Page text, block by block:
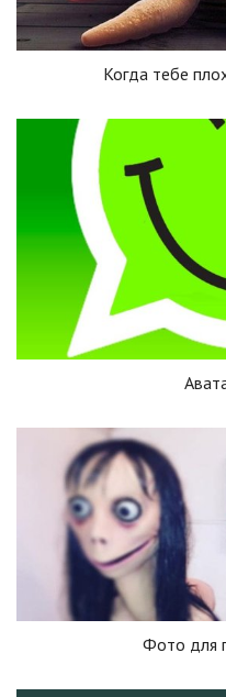
Когда тебе
Фото для